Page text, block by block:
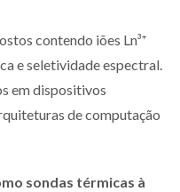
contendo iões Ln³⁺
e seletividade espectral.
em dispositivos
de computação
sondas térmicas à